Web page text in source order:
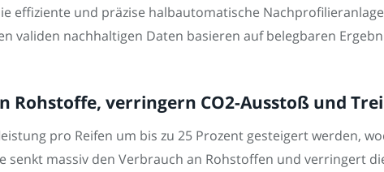
effiziente und präzise halbautomatische
validen nachhaltigen Daten basieren auf belegbaren
Rohstoffe, verringern CO2-Ausstoß und
pro Reifen um bis zu 25 Prozent gesteigert werden,
senkt massiv den Verbrauch an Rohstoffen und verringert